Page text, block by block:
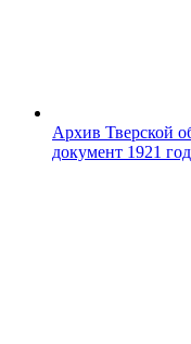
Архив Тверской
документ 1921